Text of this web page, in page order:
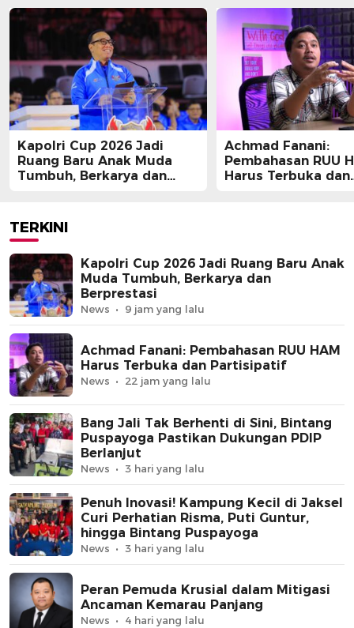
Kapolri Cup 2026 Jadi
Ruang Baru Anak Muda
Tumbuh, Berkarya dan
Achmad Fanani:
Pembahasan RUU
Harus Terbuka dan
TERKINI
Kapolri Cup 2026 Jadi Ruang Baru Anak
Muda Tumbuh, Berkarya dan
Berprestasi
News 9 jam yang lalu
Achmad Fanani: Pembahasan RUU HAM
Harus Terbuka dan Partisipatif
News 22 jam yang lalu
Bang Jali Tak Berhenti di Sini, Bintang
Puspayoga Pastikan Dukungan PDIP
Berlanjut
News 3 hari yang lalu
Penuh Inovasi! Kampung Kecil di Jaksel
Curi Perhatian Risma, Puti Guntur,
hingga Bintang Puspayoga
News 3 hari yang lalu
Peran Pemuda Krusial dalam Mitigasi
Ancaman Kemarau Panjang
News 4 hari yang lalu